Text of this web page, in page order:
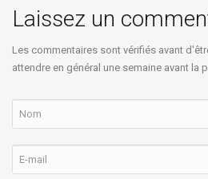
Laissez un
Les commentaires sont vérifiés avant
attendre en général une semaine avant la